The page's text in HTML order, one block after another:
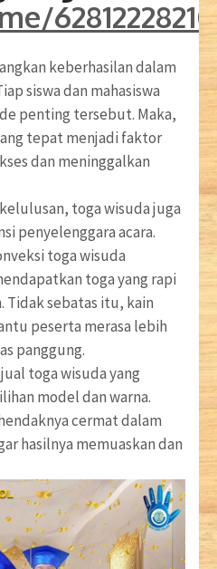
keberhasilan dalam
siswa dan mahasiswa
penting tersebut. Maka,
tepat menjadi faktor
dan meninggalkan
toga wisuda juga
penyelenggara acara.
toga wisuda
toga yang rapi
Tidak sebatas itu, kain
peserta merasa lebih
panggung.
toga wisuda yang
model dan warna.
cermat dalam
hasilnya memuaskan dan